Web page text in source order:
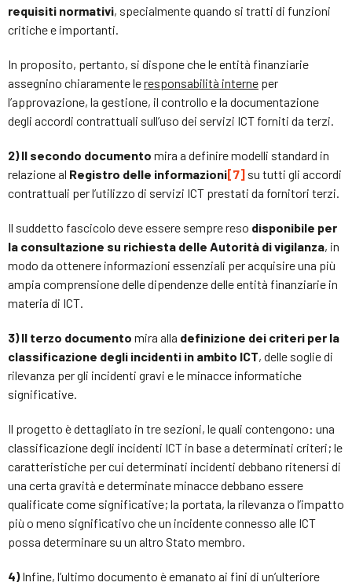
requisiti normativi, specialmente quando si tratti di funzioni
critiche e importanti.
In proposito, pertanto, si dispone che le entità finanziarie
assegnino chiaramente leresponsabilità interne per
l’approvazione, la gestione, il controllo e la documentazione
degli accordi contrattuali sull’uso dei servizi ICT forniti da terzi.
2) Il secondo documento mira a definire modelli standard in
relazione al Registro delle informazioni[7] su tutti gli accordi
contrattuali per l’utilizzo di servizi ICT prestati da fornitori terzi.
Il suddetto fascicolo deve essere sempre reso disponibile per
la consultazione su richiesta delle Autorità di vigilanza, in
modo da ottenere informazioni essenziali per acquisire una più
ampia comprensione delle dipendenze delle entità finanziarie in
materia di ICT.
3) Il terzo documento mira alla definizione dei criteri per la
classificazione degli incidenti in ambito ICT, delle soglie di
rilevanza per gli incidenti gravi e le minacce informatiche
significative.
Il progetto è dettagliato in tre sezioni, le quali contengono: una
classificazione degli incidenti ICT in base a determinati criteri; le
caratteristiche per cui determinati incidenti debbano ritenersi di
una certa gravità e determinate minacce debbano essere
qualificate come significative; la portata, la rilevanza o l’impatto
più o meno significativo che un incidente connesso alle ICT
possa determinare su un altro Stato membro.
4)Infine, l’ultimo documento è emanato ai fini di un’ulteriore